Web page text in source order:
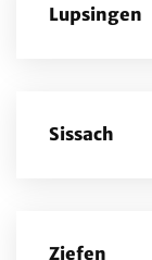
Lupsingen
Sissach
Ziefen